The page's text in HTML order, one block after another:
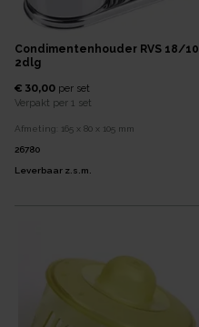
Condimentenhouder RVS 18/10
2dlg
€ 30,00 per set
Verpakt per 1 set
Afmeting: 165 x 80 x 105 mm
26780
Leverbaar z.s.m.